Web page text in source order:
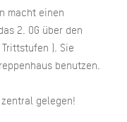
macht einen
2. OG über den
). Sie
benutzen.
gelegen!